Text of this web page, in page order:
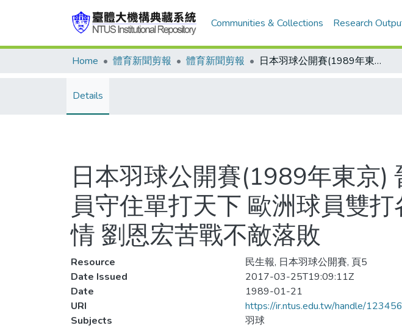
Communities & Collections Research
Home 體育新聞剪報 體育新聞剪報 日本羽球公開賽(1989年東京) 晉級準決賽各組四強產生 亞洲球員守住單打天下 歐洲球員雙打各擁兩席/貝德萊猛殺強扣毫不留情 劉恩宏苦戰不敵落敗
Details
日本羽球公開賽(1989年東京)
員守住單打天下 歐洲球員雙
情 劉恩宏苦戰不敵落敗
Resource
民生報, 日本羽球公開賽, 頁5
Date Issued
2017-03-25T19:09:11Z
Date
1989-01-21
URI
https://ir.ntus.edu.tw/handle/
Subjects
羽球